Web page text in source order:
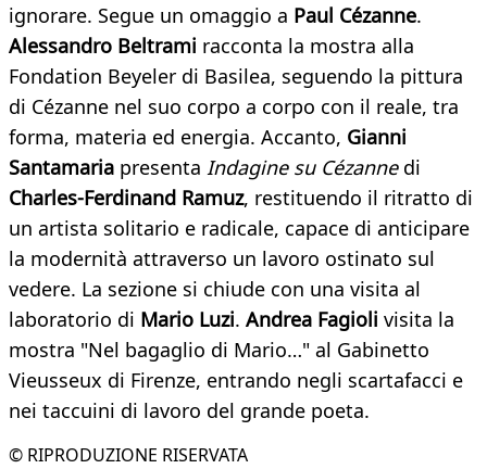
ignorare. Segue un omaggio a Paul Cézanne.
Alessandro Beltrami racconta la mostra alla
Fondation Beyeler di Basilea, seguendo la pittura
di Cézanne nel suo corpo a corpo con il reale, tra
forma, materia ed energia. Accanto, Gianni
Santamaria presenta Indagine su Cézannedi
Charles-Ferdinand Ramuz, restituendo il ritratto di
un artista solitario e radicale, capace di anticipare
la modernità attraverso un lavoro ostinato sul
vedere. La sezione si chiude con una visita al
laboratorio di Mario Luzi. Andrea Fagioli visita la
mostra "Nel bagaglio di Mario…" al Gabinetto
Vieusseux di Firenze, entrando negli scartafacci e
nei taccuini di lavoro del grande poeta.
© RIPRODUZIONE RISERVATA